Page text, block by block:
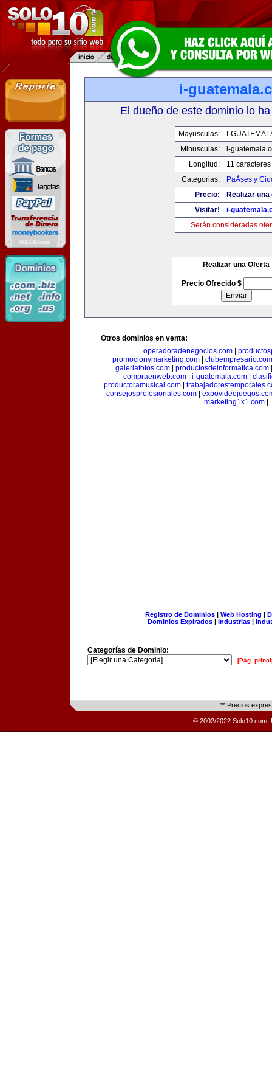
i-
El dueño de este dominio lo
Mayusculas:
I-
Minusculas:
i-
Longitud:
11 caracteres
Categorias:
PaÃ­ses y
Precio:
Realizar
Visitar!
i-
Serán consideradas
Realizar una Oferta
Precio Ofrecido $
Otros dominios en venta:
operadoradenegocios.com|
promocionymarketing.com| clubempresario.com
galeriafotos.com
productosdeinformatica.com
compraenweb.com| i-guatemala.com|
productoramusical.com
consejosprofesionales.com|
marketing1x1.com
Registro de Dominios| Web Hosting |
Dominios Expirados | Industrias |
Categorías de Dominio:
[Pág.
** Precios
© 2002/2022 Solo10.com